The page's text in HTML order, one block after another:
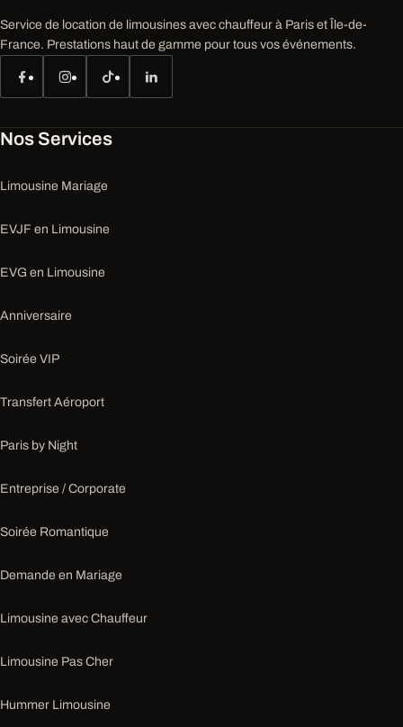
Service de location de limousines avec chauffeur à Paris et Île-de-
France. Prestations haut de gamme pour tous vos événements.
Nos Services
Limousine Mariage
EVJF en Limousine
EVG en Limousine
Anniversaire
Soirée VIP
Transfert Aéroport
Paris by Night
Entreprise / Corporate
Soirée Romantique
Demande en Mariage
Limousine avec Chauffeur
Limousine Pas Cher
Hummer Limousine